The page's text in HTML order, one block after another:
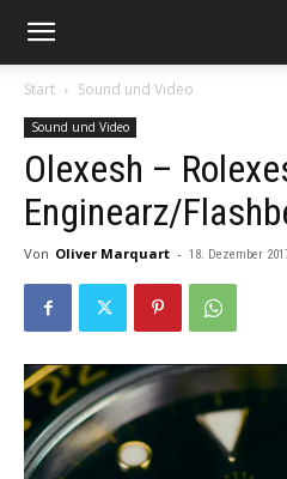
Start Sound und Video
Sound und Video
Olexesh –
Enginearz/
Von Oliver Marquart - 18. Dezember